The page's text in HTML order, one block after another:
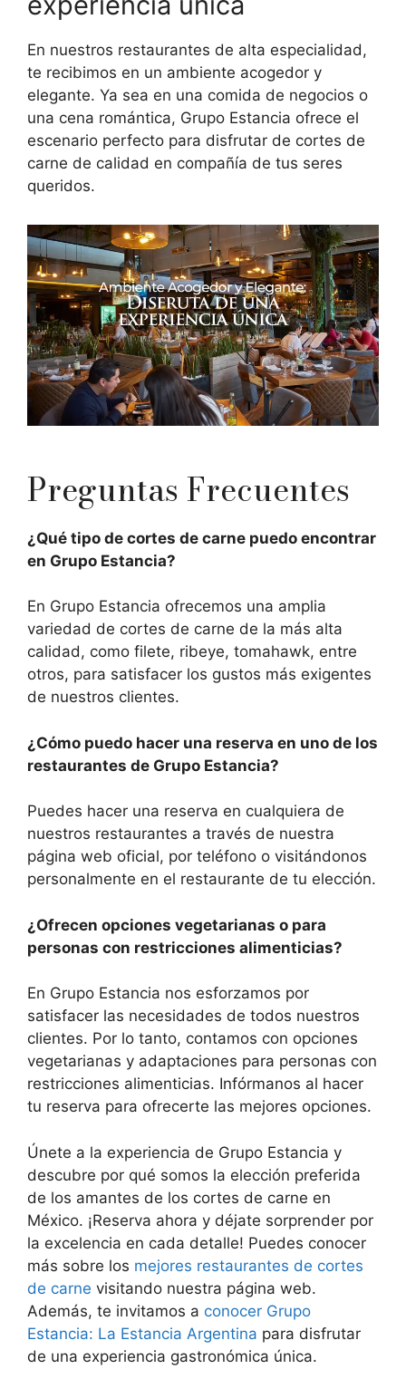
En nuestros restaurantes de alta especialidad,
te recibimos en un ambiente acogedor y
elegante. Ya sea en una comida de negocios o
una cena romántica, Grupo Estancia ofrece el
escenario perfecto para disfrutar de cortes de
carne de calidad en compañía de tus seres
queridos.
Preguntas Frecuentes
¿Qué tipo de cortes de carne puedo encontrar
en Grupo Estancia?
En Grupo Estancia ofrecemos una amplia
variedad de cortes de carne de la más alta
calidad, como filete, ribeye, tomahawk, entre
otros, para satisfacer los gustos más exigentes
de nuestros clientes.
¿Cómo puedo hacer una reserva en uno de los
restaurantes de Grupo Estancia?
Puedes hacer una reserva en cualquiera de
nuestros restaurantes a través de nuestra
página web oficial, por teléfono o visitándonos
personalmente en el restaurante de tu elección.
¿Ofrecen opciones vegetarianas o para
personas con restricciones alimenticias?
En Grupo Estancia nos esforzamos por
satisfacer las necesidades de todos nuestros
clientes. Por lo tanto, contamos con opciones
vegetarianas y adaptaciones para personas con
restricciones alimenticias. Infórmanos al hacer
tu reserva para ofrecerte las mejores opciones.
Únete a la experiencia de Grupo Estancia y
descubre por qué somos la elección preferida
de los amantes de los cortes de carne en
México. ¡Reserva ahora y déjate sorprender por
la excelencia en cada detalle! Puedes conocer
más sobre los mejores restaurantes de cortes
de carne visitando nuestra página web.
Además, te invitamos a conocer Grupo
Estancia: La Estancia Argentina para disfrutar
de una experiencia gastronómica única.